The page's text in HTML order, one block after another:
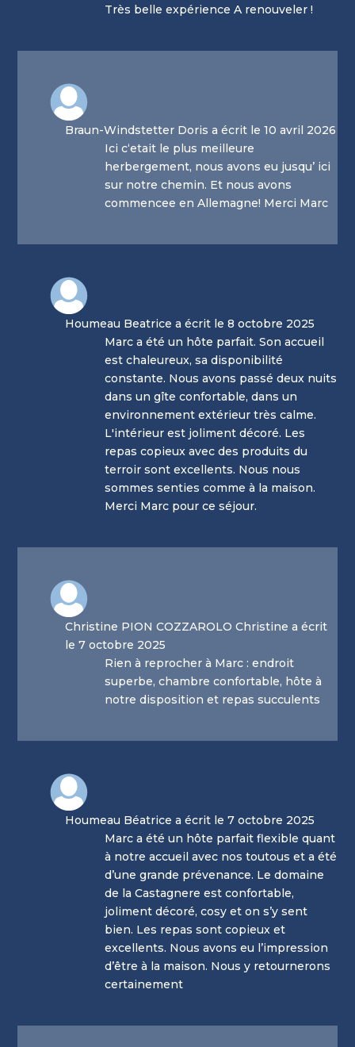
Très belle expérience A renouveler !
Braun-Windstetter Doris a écrit le 10 avril 2026
Ici c‘etait le plus meilleure
herbergement, nous avons eu jusqu’ ici
sur notre chemin. Et nous avons
commencee en Allemagne! Merci Marc
Houmeau Beatrice a écrit le 8 octobre 2025
Marc a été un hôte parfait. Son accueil
est chaleureux, sa disponibilité
constante. Nous avons passé deux nuits
dans un gîte confortable, dans un
environnement extérieur très calme.
L'intérieur est joliment décoré. Les
repas copieux avec des produits du
terroir sont excellents. Nous nous
sommes senties comme à la maison.
Merci Marc pour ce séjour.
Christine PION COZZAROLO Christine a écrit
le 7 octobre 2025
Rien à reprocher à Marc : endroit
superbe, chambre confortable, hôte à
notre disposition et repas succulents
Houmeau Béatrice a écrit le 7 octobre 2025
Marc a été un hôte parfait flexible quant
à notre accueil avec nos toutous et a été
d’une grande prévenance. Le domaine
de la Castagnere est confortable,
joliment décoré, cosy et on s’y sent
bien. Les repas sont copieux et
excellents. Nous avons eu l’impression
d’être à la maison. Nous y retournerons
certainement